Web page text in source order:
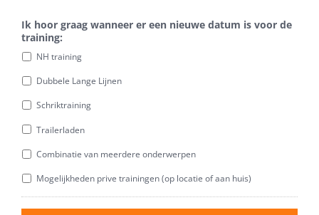
Ik hoor graag wanneer er een nieuwe datum is voor de
training:
NH training
Dubbele Lange Lijnen
Schriktraining
Trailerladen
Combinatie van meerdere onderwerpen
Mogelijkheden prive trainingen (op locatie of aan huis)